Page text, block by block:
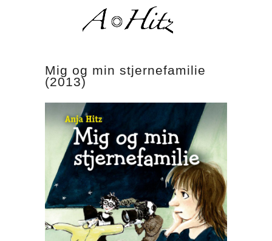
Mig og min stjernefamilie
(2013)